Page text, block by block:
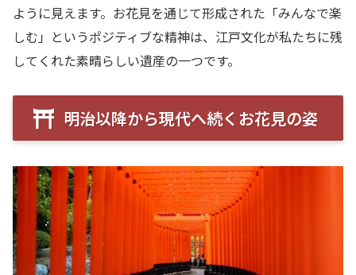
ように見えます。お花見を通じて形成された「みんなで楽
しむ」というポジティブな精神は、江戸文化が私たちに残
してくれた素晴らしい遺産の一つです。
明治以降から現代へ続くお花見の姿